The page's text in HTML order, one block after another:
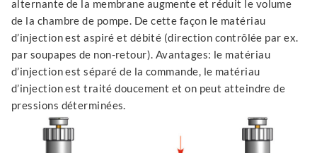
alternante de la membrane augmente et réduit le volume
de la chambre de pompe. De cette façon le matériau
d’injection est aspiré et débité (direction contrôlée par ex.
par soupapes de non-retour). Avantages: le matériau
d’injection est séparé de la commande, le matériau
d’injection est traité doucement et on peut atteindre de
pressions déterminées.